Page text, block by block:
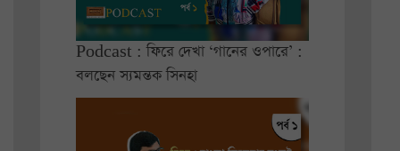
Podcast : ফিরে দেখা ‘গানের ওপারে’ :
বলছেন স্যমন্তক সিনহা